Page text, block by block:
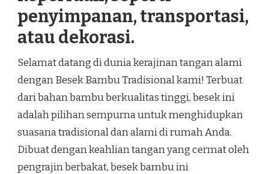
penyimpanan, transportasi,
atau dekorasi.
Selamat datang di dunia kerajinan tangan alami
dengan Besek Bambu Tradisional kami! Terbuat
dari bahan bambu berkualitas tinggi, besek ini
adalah pilihan sempurna untuk menghidupkan
suasana tradisional dan alami di rumah Anda.
Dibuat dengan keahlian tangan yang cermat oleh
pengrajin berbakat, besek bambu ini